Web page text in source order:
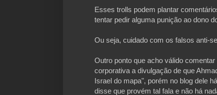
Esses trolls podem plantar
tentar pedir alguma punição ao dono
Ou seja, cuidado com os falsos anti-
Outro ponto que acho válido
corporativa a divulgação de que
Israel do mapa", porém no blog dele
disse que provém tal fala e não há